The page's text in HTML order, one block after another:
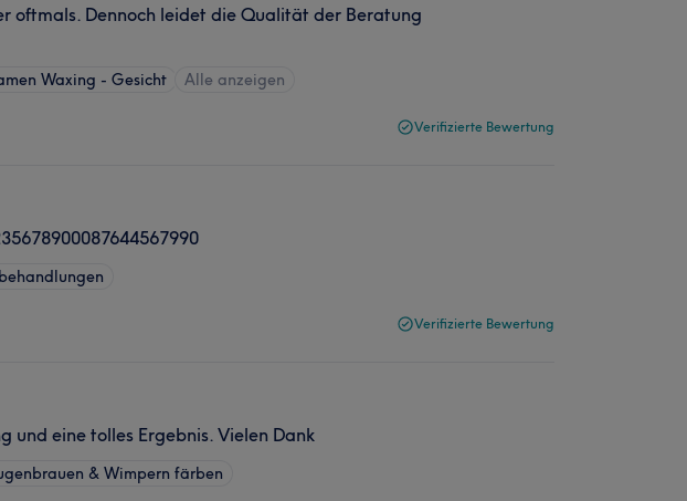
oftmals. Dennoch leidet die Qualität der Beratung
Waxing - Gesicht Alle anzeigen
Verifizierte Bewertung
Verifizierte Bewertung
und eine tolles Ergebnis. Vielen Dank
& Wimpern färben